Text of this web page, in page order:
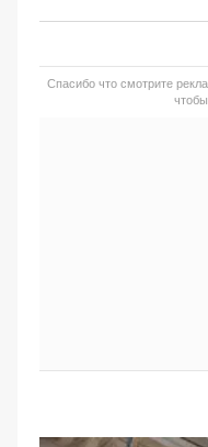
Спасибо что смотрите